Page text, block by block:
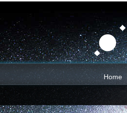
contenuti.
Salta
alla
navigazione
Home